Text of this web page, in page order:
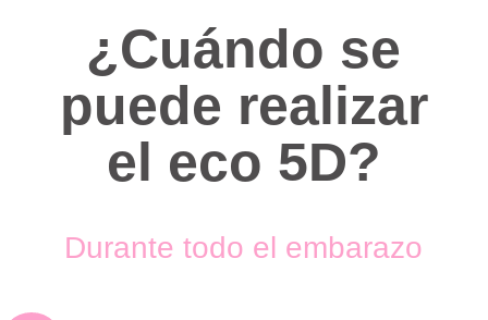
¿Cuándo se
puede realizar
el eco 5D?
Durante todo el embarazo